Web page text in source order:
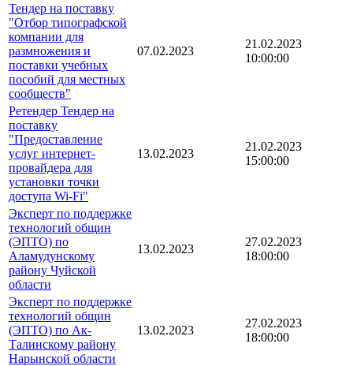
Тендер на поставку
"Отбор типографской
компании для
размножения и
поставки учебных
пособий для местных
сообществ"
07.02.2023
21.02.2023
10:00:00
Ретендер Тендер на
поставку
"Предоставление
услуг интернет-
провайдера для
установки точки
доступа Wi-Fi"
13.02.2023
21.02.2023
15:00:00
Эксперт по поддержке
технологий общин
(ЭПТО) по
Аламудунскому
району Чуйской
области
13.02.2023
27.02.2023
18:00:00
Эксперт по поддержке
технологий общин
(ЭПТО) по Ак-
Талинскому району
Нарынской области
13.02.2023
27.02.2023
18:00:00